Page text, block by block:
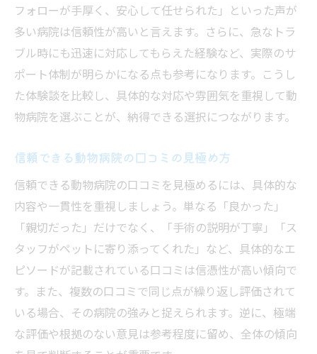
フォローが手厚く、安心して任せられた」といった声が
多い病院は信頼性が高いと言えます。さらに、急なトラ
ブル時にも迅速に対応してもらえた経験など、実際のサ
ポート体制が明らかになる点も参考になります。こうし
た体験談を比較し、具体的な対応や雰囲気を重視して動
物病院を選ぶことが、納得できる選択につながります。
信頼できる動物病院の口コミの見極め方
信頼できる動物病院の口コミを見極めるには、具体的な
内容や一貫性を重視しましょう。単なる「良かった」
「親切だった」だけでなく、「手術の説明が丁寧」「ス
タッフがペットに寄り添ってくれた」など、具体的なエ
ピソードが記載されている口コミは信憑性が高い傾向で
す。また、複数の口コミで同じ点が繰り返し評価されて
いる場合、その病院の強みと捉えられます。逆に、極端
な評価や根拠のない意見は参考程度に留め、全体の傾向